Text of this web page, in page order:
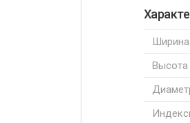
Ширина
Высота